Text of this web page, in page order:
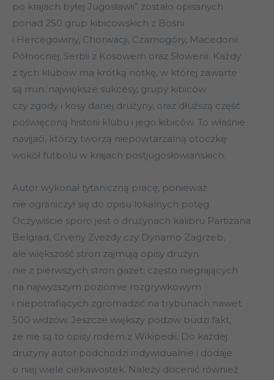
po krajach byłej Jugosławii” zostało opisanych
ponad 250 grup kibicowskich z Bośni
i Hercegowiny, Chorwacji, Czarnogóry, Macedonii
Północnej, Serbii z Kosowem oraz Słowenii. Każdy
z tych klubów ma krótką notkę, w której zawarte
są m.in. największe sukcesy, grupy kibiców
czy zgody i kosy danej drużyny, oraz dłuższą część
poświęconą historii klubu i jego kibiców. To właśnie
navijači, którzy tworzą niepowtarzalną otoczkę
wokół futbolu w krajach postjugosłowiańskich.
Autor wykonał tytaniczną pracę, ponieważ
nie ograniczył się do opisu lokalnych potęg.
Oczywiście sporo jest o drużynach kalibru Partizana
Belgrad, Crveny Zvezdy czy Dynamo Zagrzeb,
ale większość stron zajmują opisy drużyn
nie z pierwszych stron gazet, często niegrających
na najwyższym poziomie rozgrywkowym
i niepotrafiących zgromadzić na trybunach nawet
500 widzów. Jeszcze większy podziw budzi fakt,
że nie są to opisy rodem z Wikipedii. Do każdej
drużyny autor podchodzi indywidualnie i dodaje
o niej wiele ciekawostek. Należy docenić również